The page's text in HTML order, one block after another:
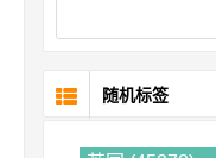
随机标签